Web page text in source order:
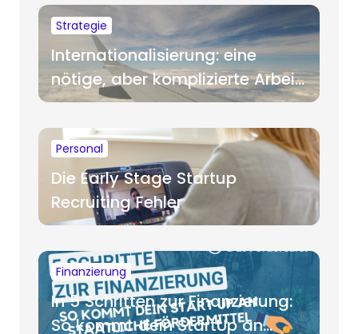
Strategie
Internationalisierung: eine
nötige, aber komplizierte Arbeit
für Startups
Personal
Die Early Stage Startup
Recruiting Fehler
Finanzierung
In 5 Schritten zur Finanzierung:
So kommt dein StartUp an